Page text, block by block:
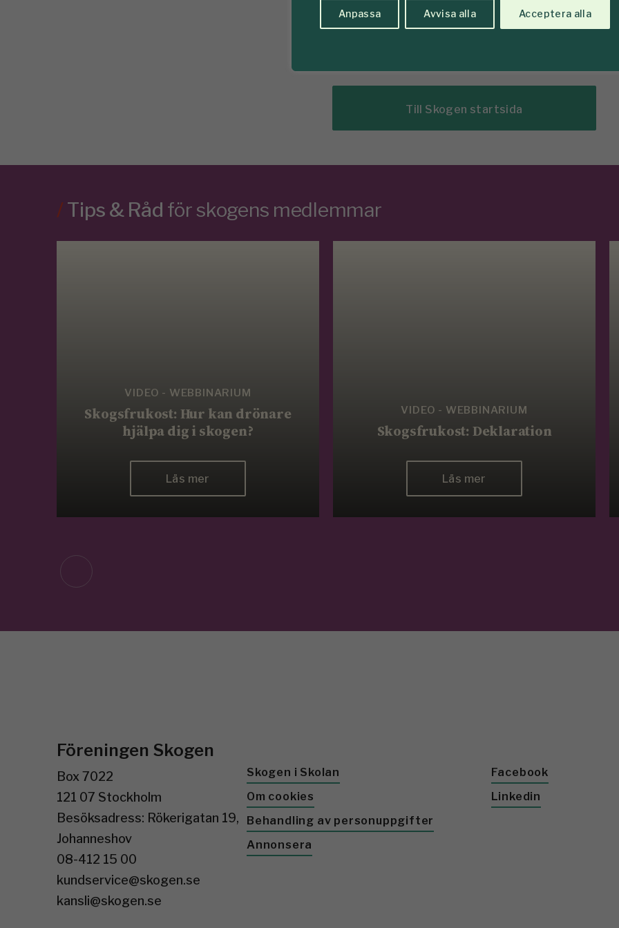
Anpassa Avvisa alla Acceptera alla
Till Skogen startsida
/ Tips & Råd för skogens medlemmar
VIDEO - WEBBINARIUM
Skogsfrukost: Hur kan drönare
hjälpa dig i skogen?
Läs mer
VIDEO - WEBBINARIUM
Skogsfrukost: Deklaration
Läs mer
Föreningen Skogen
Box 7022
121 07 Stockholm
Besöksadress: Rökerigatan 19,
Johanneshov
08-412 15 00
kundservice@skogen.se
kansli@skogen.se
Skogen i Skolan
Om cookies
Behandling av personuppgifter
Annonsera
Facebook
Linkedin